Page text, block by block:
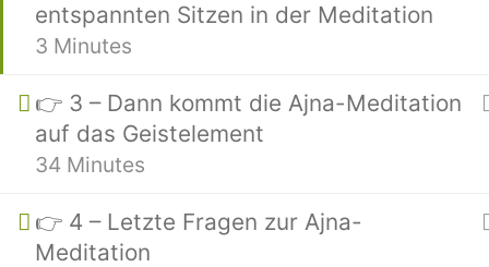
entspannten Sitzen in der Meditation
3 Minutes
👉 3 – Dann kommt die Ajna-Meditation
auf das Geistelement
34 Minutes
👉 4 – Letzte Fragen zur Ajna-
Meditation
Meine Dozenten-Seite auf
Papenburger Yogaschule –